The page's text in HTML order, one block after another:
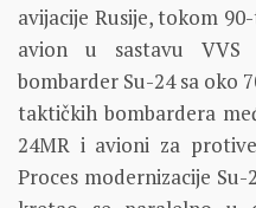
avijacije Rusije, tokom
avion u sastavu
bombarder Su-24 sa oko
taktičkih bombardera
24MR i avioni za
Proces modernizacije